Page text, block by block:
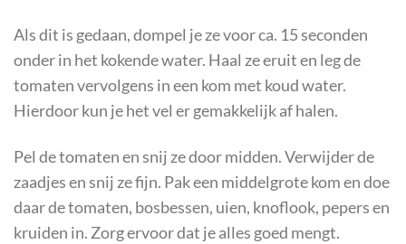
Als dit is gedaan, dompel je ze voor ca. 15 seconden
onder in het kokende water. Haal ze eruit en leg de
tomaten vervolgens in een kom met koud water.
Hierdoor kun je het vel er gemakkelijk af halen.
Pel de tomaten en snij ze door midden. Verwijder de
zaadjes en snij ze fijn. Pak een middelgrote kom en doe
daar de tomaten, bosbessen, uien, knoflook, pepers en
kruiden in. Zorg ervoor dat je alles goed mengt.